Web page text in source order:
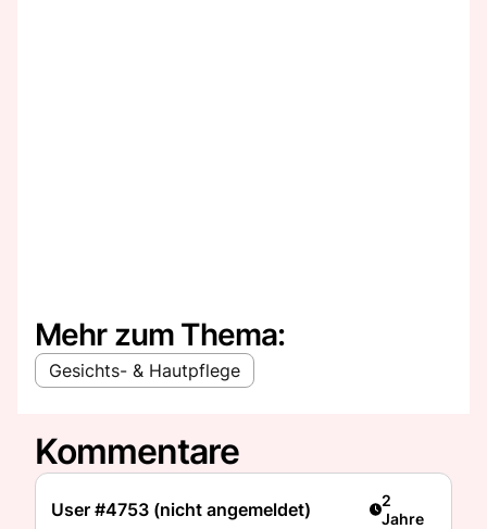
Mehr zum Thema:
Gesichts- & Hautpflege
Kommentare
User #4753 (nicht angemeldet) Artikel
2
Jahre